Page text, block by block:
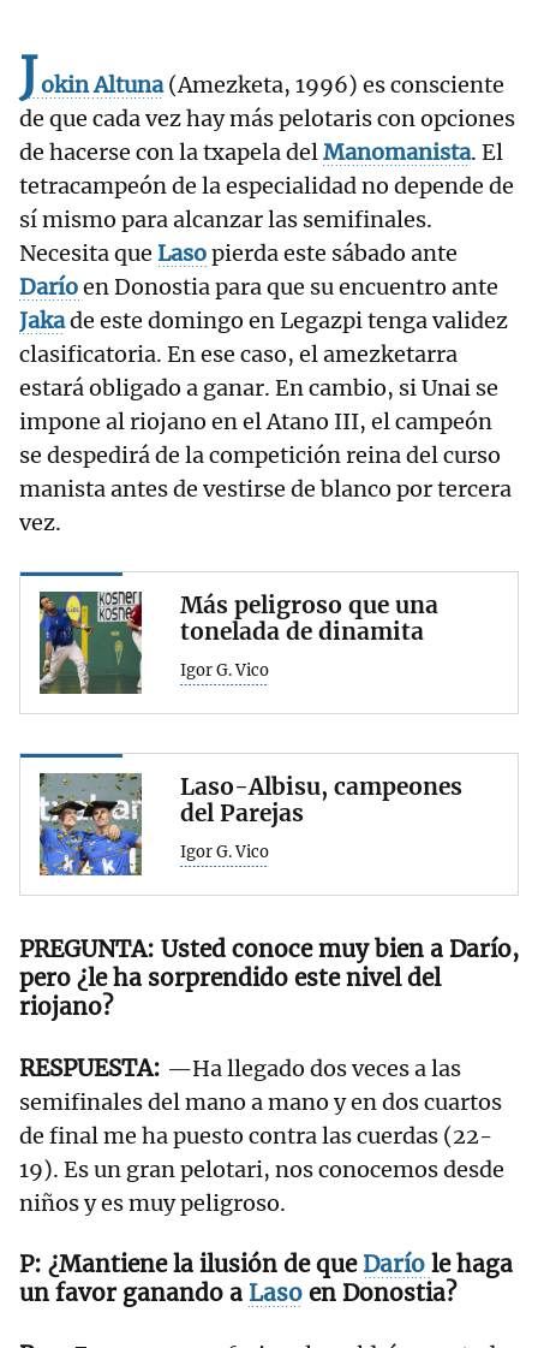
JokinAltuna(Amezketa, 1996) es consciente
de que cada vez hay más pelotaris con opciones
de hacerse con la txapela delManomanista. El
tetracampeón de la especialidad no depende de
sí mismo para alcanzar las semifinales.
Necesita que Lasopierda este sábado ante
Daríoen Donostia para que su encuentro ante
Jakade este domingo en Legazpi tenga validez
clasificatoria. En ese caso, el amezketarra
estará obligado a ganar. En cambio, si Unai se
impone al riojano en el Atano III, el campeón
se despedirá de la competición reina del curso
manista antes de vestirse de blanco por tercera
vez.
Más peligroso que una
tonelada de dinamita
Igor G. Vico
Laso-Albisu, campeones
del Parejas
Igor G. Vico
Usted conoce muy bien a Darío,
pero ¿le ha sorprendido este nivel del
riojano?
—Ha llegado dos veces a las
semifinales del mano a mano y en dos cuartos
de final me ha puesto contra las cuerdas (22-
19). Es un gran pelotari, nos conocemos desde
niños y es muy peligroso.
¿Mantiene la ilusión de queDarío le haga
un favor ganando a Laso en Donostia?